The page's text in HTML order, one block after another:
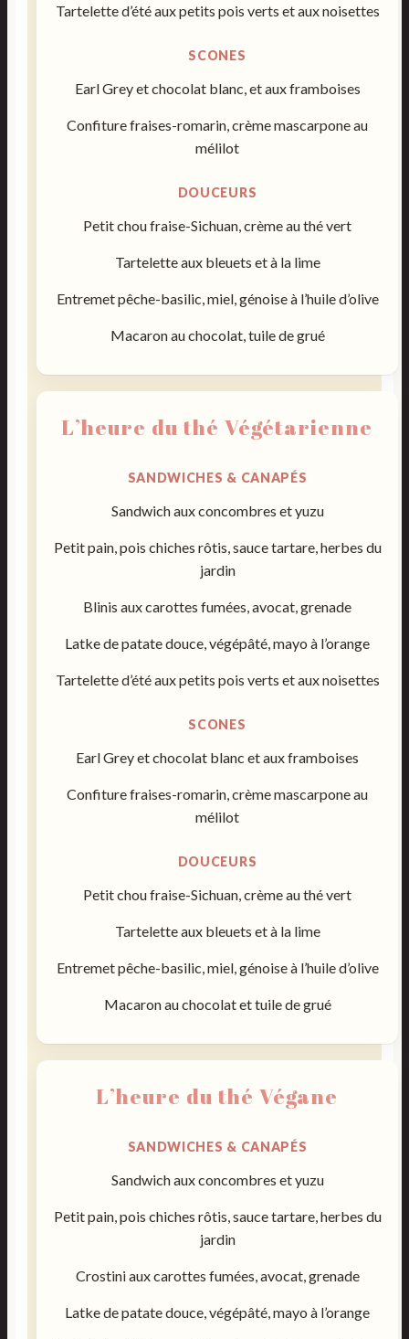
Tartelette d’été aux petits pois verts et aux noisettes
SCONES
Earl Grey et chocolat blanc, et aux framboises
Confiture fraises-romarin, crème mascarpone au
mélilot
DOUCEURS
Petit chou fraise-Sichuan, crème au thé vert
Tartelette aux bleuets et à la lime
Entremet pêche-basilic, miel, génoise à l’huile d’olive
Macaron au chocolat, tuile de grué
L’heure du thé Végétarienne
SANDWICHES & CANAPÉS
Sandwich aux concombres et yuzu
Petit pain, pois chiches rôtis, sauce tartare, herbes du
jardin
Blinis aux carottes fumées, avocat, grenade
Latke de patate douce, végépâté, mayo à l’orange
Tartelette d’été aux petits pois verts et aux noisettes
SCONES
Earl Grey et chocolat blanc et aux framboises
Confiture fraises-romarin, crème mascarpone au
mélilot
DOUCEURS
Petit chou fraise-Sichuan, crème au thé vert
Tartelette aux bleuets et à la lime
Entremet pêche-basilic, miel, génoise à l’huile d’olive
Macaron au chocolat et tuile de grué
L’heure du thé Végane
SANDWICHES & CANAPÉS
Sandwich aux concombres et yuzu
Petit pain, pois chiches rôtis, sauce tartare, herbes du
jardin
Crostini aux carottes fumées, avocat, grenade
Latke de patate douce, végépâté, mayo à l’orange